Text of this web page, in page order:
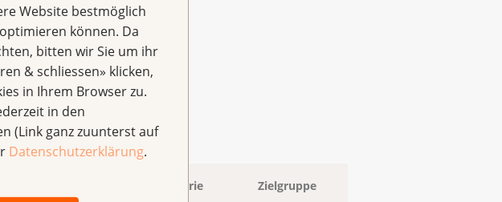
Website bestmöglich
können. Da
bitten wir Sie um ihr
& schliessen» klicken,
in Ihrem Browser zu.
in den
(Link ganz zuunterst auf
Datenschutzerklärung.
Kategorie Zielgruppe